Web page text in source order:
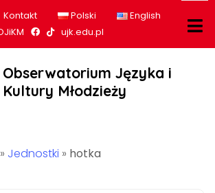
Kontakt Polski
English
Nasz profil na Facebook
Nasz profil na tiktok
ujk.edu.pl
Obserwatorium Języka i
Kultury Młodzieży
» Jednostki » hotka